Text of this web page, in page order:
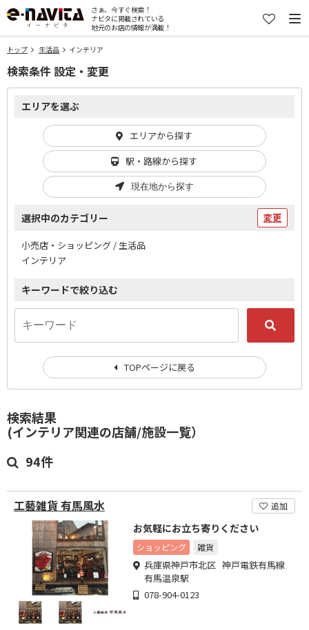
さぁ、今すぐ検索！
ナビタに掲載されている
地元のお店の情報が満載！
トップ 生活品 インテリア
検索結果
(インテリア関連の店舗/施設一覧）
94件
工藝雑貨 有馬風水 追加
お気軽にお立ち寄りください
ショッピング 雑貨
兵庫県神戸市北区 神戸電鉄有馬線
有馬温泉駅
078-904-0123
検索条件 設定・変更
エリアを選ぶ
エリアから探す
駅・路線から探す
現在地から探す
選択中のカテゴリー 変更
小売店・ショッピング / 生活品
インテリア
キーワードで絞り込む
TOPページに戻る